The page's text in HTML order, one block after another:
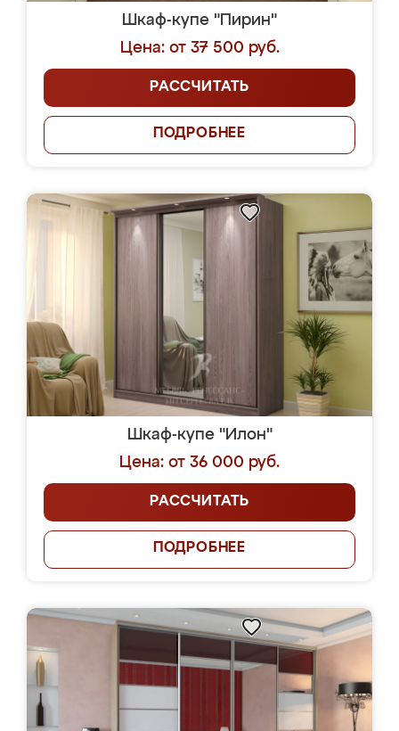
Шкаф-купе "Пирин"
Цена: от 37 500 руб.
РАССЧИТАТЬ
ПОДРОБНЕЕ
Шкаф-купе "Илон"
Цена: от 36 000 руб.
РАССЧИТАТЬ
ПОДРОБНЕЕ